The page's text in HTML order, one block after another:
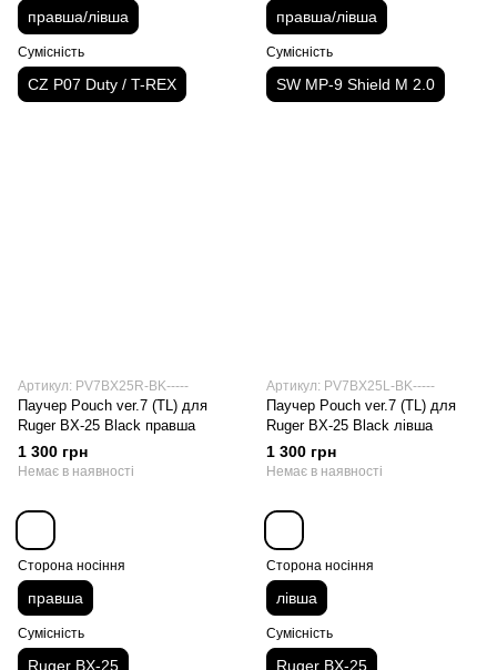
правша/лівша
Сумісність
CZ P07 Duty / T-REX
правша/лівша
Сумісність
SW MP-9 Shield M 2.0
Артикул: PV7BX25R-BK-----
Паучер Pouch ver.7 (TL) для
Ruger BX-25 Black правша
1 300 грн
Немає в наявності
Сторона носіння
правша
Сумісність
Ruger BX-25
Артикул: PV7BX25L-BK-----
Паучер Pouch ver.7 (TL) для
Ruger BX-25 Black лівша
1 300 грн
Немає в наявності
Сторона носіння
лівша
Сумісність
Ruger BX-25